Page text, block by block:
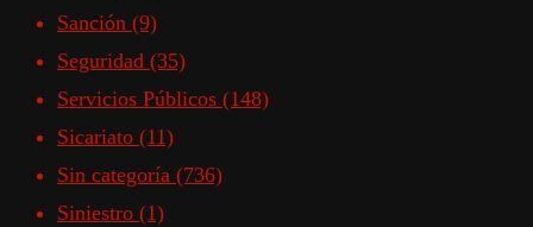
Sanción (9)
Seguridad (35)
Servicios Públicos (148)
Sicariato (11)
Sin categoría (736)
Siniestro (1)